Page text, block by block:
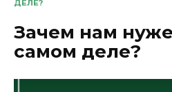
ДЕЛЕ?
Зачем нам
самом деле?